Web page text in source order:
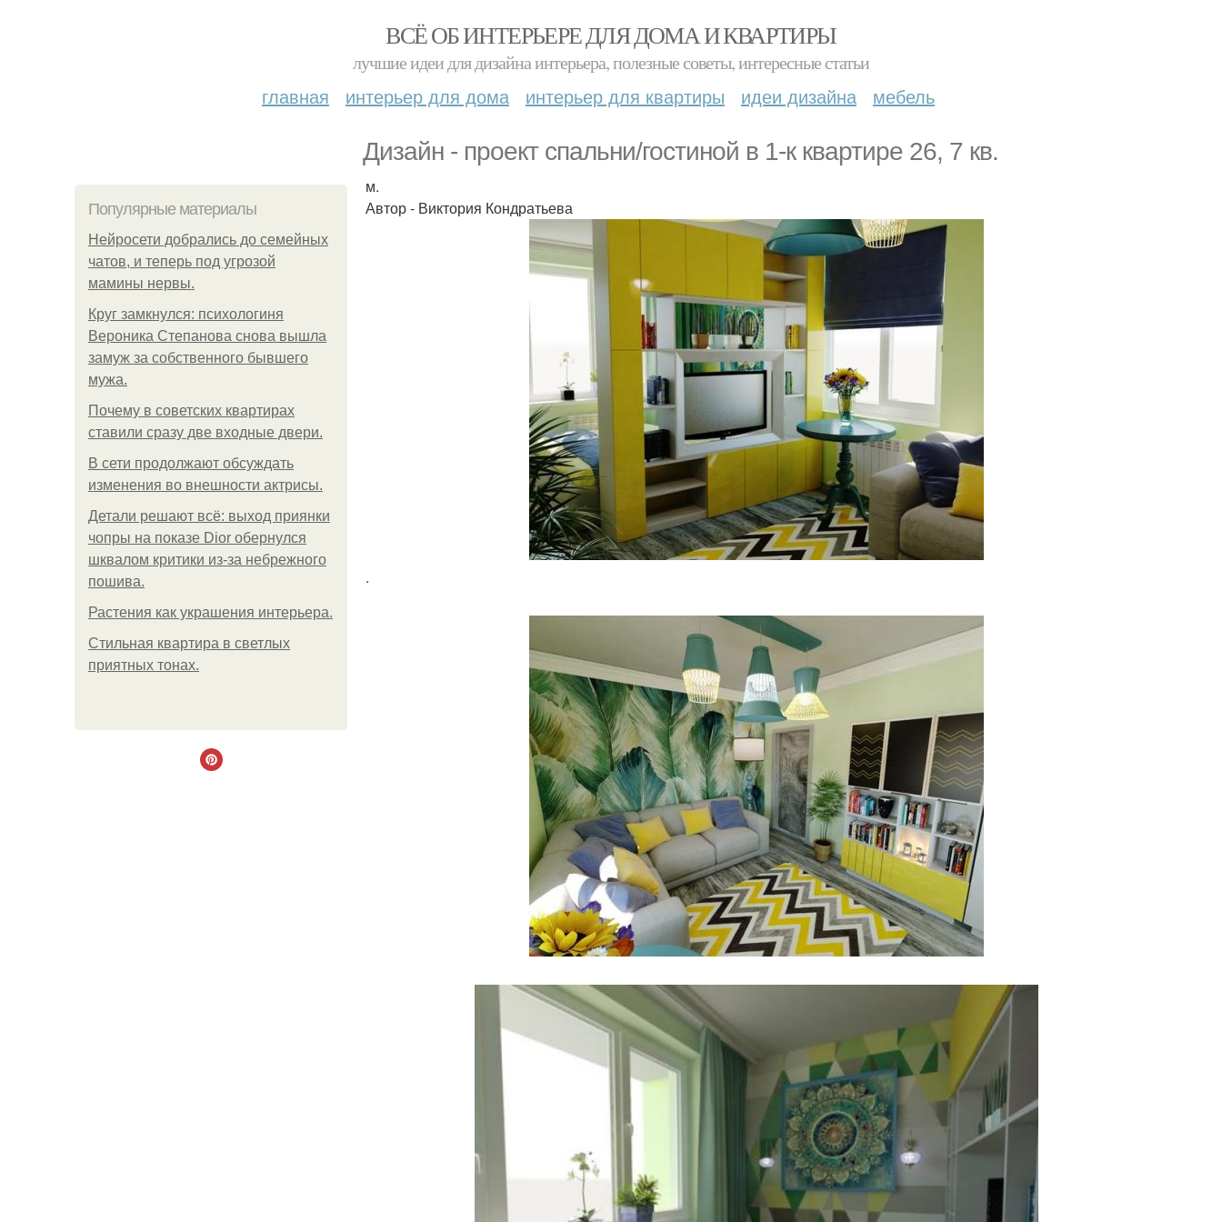
ВСЁ ОБ ИНТЕРЬЕРЕ ДЛЯ ДОМА И КВАРТИРЫ
лучшие идеи для дизайна интерьера, полезные советы, интересные статьи
главная интерьер для дома интерьер для квартиры идеи дизайна мебель
Дизайн - проект спальни/гостиной в 1-к квартире 26, 7 кв.
Популярные материалы
Нейросети добрались до семейных
чатов, и теперь под угрозой
мамины нервы.
Круг замкнулся: психологиня
Вероника Степанова снова вышла
замуж за собственного бывшего
мужа.
Почему в советских квартирах
ставили сразу две входные двери.
В сети продолжают обсуждать
изменения во внешности актрисы.
Детали решают всё: выход приянки
чопры на показе Dior обернулся
шквалом критики из-за небрежного
пошива.
Растения как украшения интерьера.
Стильная квартира в светлых
приятных тонах.
м.
Автор - Виктория Кондратьева
.